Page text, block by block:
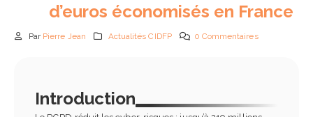
d’euros économisés en France
Par Pierre Jean Actualités CIDFP 0 Commentaires
Introduction